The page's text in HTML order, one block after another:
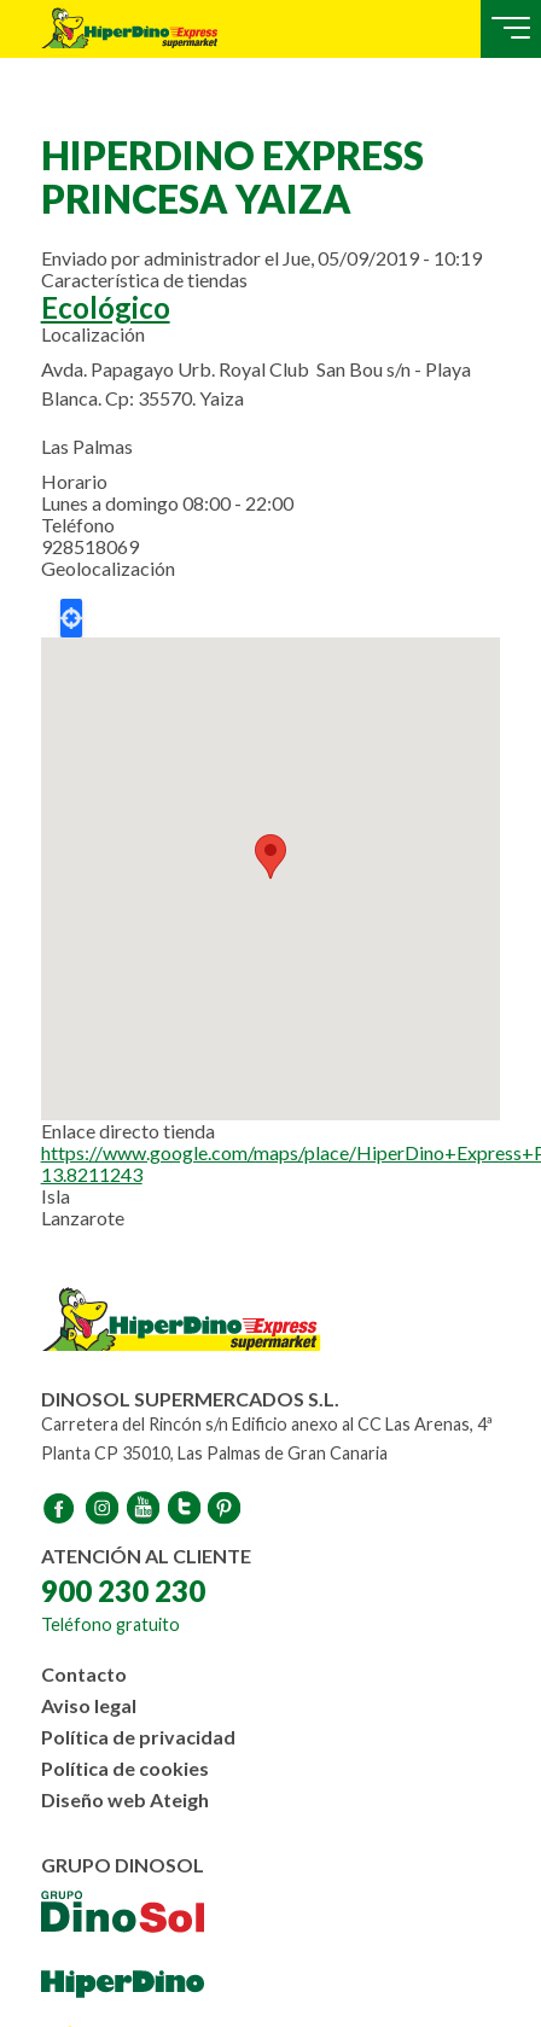
HIPERDINO EXPRESS
PRINCESA YAIZA
Enviado poradministradorel Jue, 05/09/2019 - 10:19
Característica de tiendas
Ecológico
Localización
Avda. Papagayo Urb. Royal Club San Bou s/n - Playa
Blanca. Cp: 35570. Yaiza
Las Palmas
Horario
Lunes a domingo 08:00 - 22:00
Teléfono
928518069
Geolocalización
Enlace directo tienda
https://www.google.com/maps/place/
13.8211243
Isla
Lanzarote
DINOSOL SUPERMERCADOS S.L.
Carretera del Rincón s/n Edificio anexo al CC Las Arenas, 4ª
Planta CP 35010, Las Palmas de Gran Canaria
ATENCIÓN AL CLIENTE
900 230 230
Teléfono gratuito
Menú
al
pie
Contacto
Aviso legal
Política de privacidad
Política de cookies
Diseño web Ateigh
GRUPO DINOSOL